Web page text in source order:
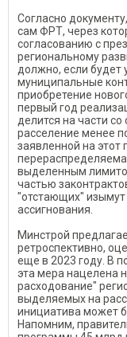
Согласно
сам ФРТ, через
согласованию с
региональному
должно, если будет
муниципальные
приобретение
первый год
делится на части
расселение менее
заявленной на этот
выделенным
частью
"отстающих"
ассигнования.
Минстрой
ретроспективно,
еще в 2023 году. В
эта мера нацелена
расходование"
выделяемых на
инициатива может
Напомним,